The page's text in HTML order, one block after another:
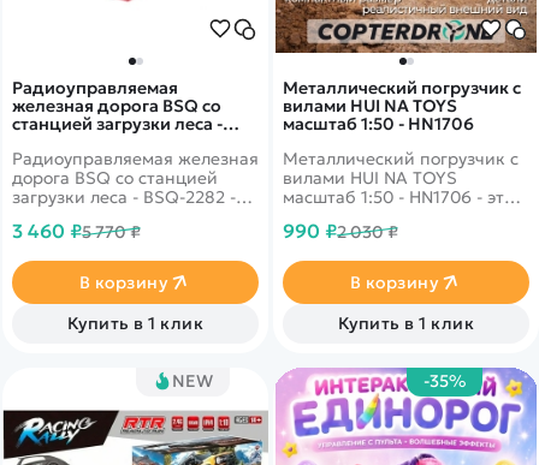
Радиоуправляемая
железная дорога BSQ со
станцией загрузки леса -
Радиоуправляемая железная
дорога BSQ со станцией
загрузки леса - BSQ-2282 -
дорога с быстрым поездом.
локомотив пройдёт
несколько развилок и может
сделать остановку на
станции, примите груз и
3 460 ₽5 770 ₽
В корзину
Купить в 1 клик
Металлический погрузчик с
вилами HUI NA TOYS
масштаб 1:50 - HN1706
Металлический погрузчик с
вилами HUI NA TOYS
масштаб 1:50 - HN1706 - это
компании Hui Na Toys в
имеет реалистичный
дизайн, благодаря которому
ничем не отличается от
настоящего.
990 ₽2 030 ₽
В корзину
Купить в 1 клик
NEW -35%